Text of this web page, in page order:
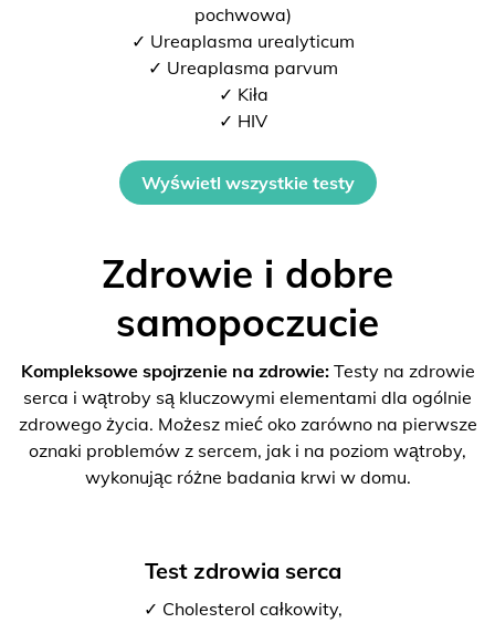
pochwowa)
✓ Ureaplasma urealyticum
✓ Ureaplasma parvum
✓ Kiła
✓ HIV
Wyświetl wszystkie testy
Zdrowie i dobre
samopoczucie
Kompleksowe spojrzenie na zdrowie:Testy na zdrowie
serca i wątroby są kluczowymi elementami dla ogólnie
zdrowego życia. Możesz mieć oko zarówno na pierwsze
oznaki problemów z sercem, jak i na poziom wątroby,
wykonując różne badania krwi w domu.
Test zdrowia serca
✓ Cholesterol całkowity,